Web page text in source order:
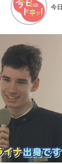
今